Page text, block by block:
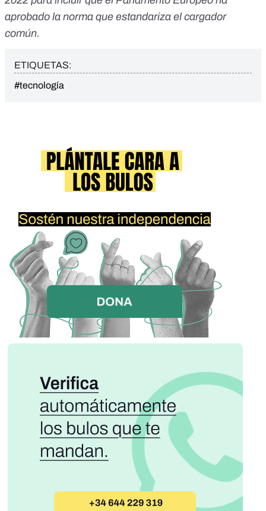
aprobado la norma que estandariza el cargador
común.
ETIQUETAS:
#tecnología